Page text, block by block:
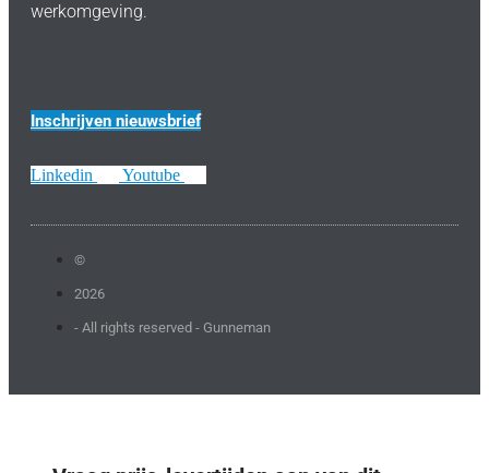
werkomgeving.
Inschrijven nieuwsbrief
Linkedin Youtube
©
2026
- All rights reserved - Gunneman